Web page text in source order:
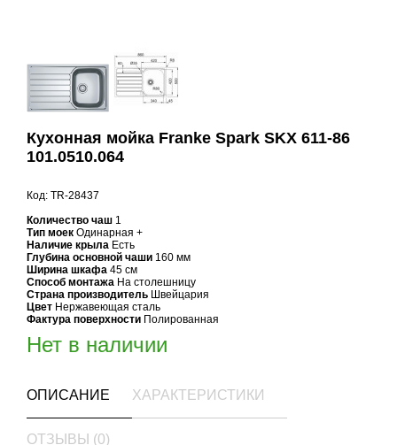
Кухонная мойка Franke Spark SKX 611-86
101.0510.064
Код: TR-28437
Количество чаш 1
Тип моек Одинарная +
Наличие крыла Есть
Глубина основной чаши 160 мм
Ширина шкафа 45 см
Способ монтажа На столешницу
Страна производитель Швейцария
Цвет Нержавеющая сталь
Фактура поверхности Полированная
Нет в наличии
ОПИСАНИЕ ХАРАКТЕРИСТИКИ
ОТЗЫВЫ (0)